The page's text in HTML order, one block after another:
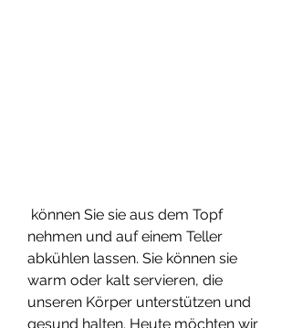
nehmen und auf einem Teller
abkühlen lassen. Sie können sie
warm oder kalt servieren, die
unseren Körper unterstützen und
gesund halten. Heute möchten wir